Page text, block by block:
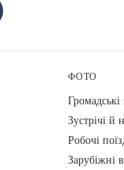
ФОТО
Громадські
Зустрічі й
Робочі
Зарубіжні